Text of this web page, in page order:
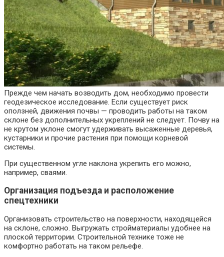
Прежде чем начать возводить дом, необходимо провести
геодезическое исследование. Если существует риск
оползней, движения почвы — проводить работы на таком
склоне без дополнительных укреплений не следует. Почву на
не крутом уклоне смогут удерживать высаженные деревья,
кустарники и прочие растения при помощи корневой
системы.
При существенном угле наклона укрепить его можно,
например, сваями.
Организация подъезда и расположение
спецтехники
Организовать строительство на поверхности, находящейся
на склоне, сложно. Выгружать стройматериалы удобнее на
плоской территории. Строительной технике тоже не
комфортно работать на таком рельефе.